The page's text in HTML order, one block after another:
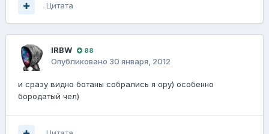
Цитата
lRBW 88
Опубликовано 30 января, 2012
и сразу видно ботаны собрались я ору) особенно
бородатый чел)